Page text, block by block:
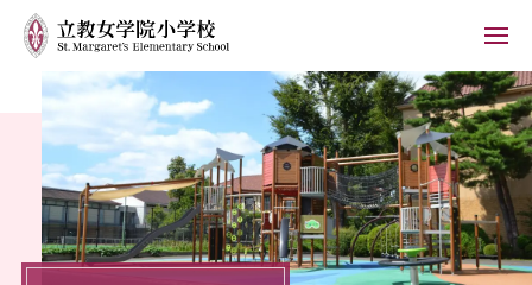
ホーム
学校紹介
小学校の教育